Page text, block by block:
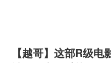
【越哥】这部R级